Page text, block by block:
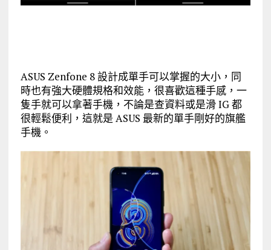
ASUS Zenfone 8 設計成單手可以掌握的大小，同
時也有強大硬體規格和效能，很喜歡這種手感，一
隻手就可以拿著手機，不論是查資料或是滑 IG 都
很輕鬆便利，這就是 ASUS 最新的單手剛好的旗艦
手機。